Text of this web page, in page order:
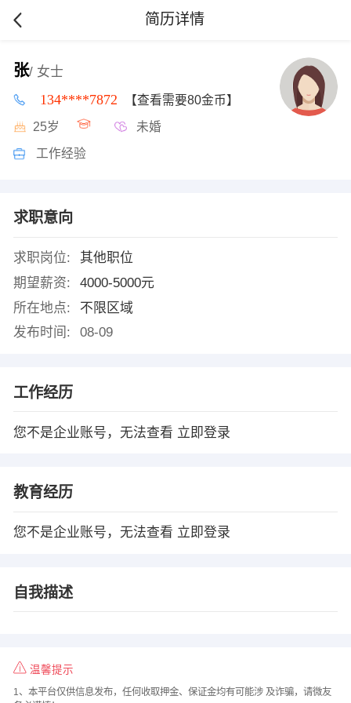
简历详情
张/ 女士
134****7872 【查看需要80金币】
25岁 未婚
工作经验
求职意向
求职岗位:
其他职位
期望薪资:
4000-5000元
所在地点:
不限区域
发布时间:
08-09
工作经历
您不是企业账号，无法查看 立即登录
教育经历
您不是企业账号，无法查看 立即登录
自我描述
温馨提示
1、本平台仅供信息发布，任何收取押金、保证金均有可能涉 及诈骗，请微友